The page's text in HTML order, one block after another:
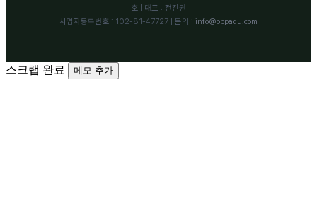
호 | 대표 : 전진권
사업자등록번호 : 102-81-47727 | 문의 : info@oppadu.com
스크랩 완료 메모 추가